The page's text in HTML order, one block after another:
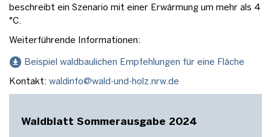
beschreibt ein Szenario mit einer Erwärmung um mehr als 4
°C.
Weiterführende Informationen:
Beispiel waldbaulichen Empfehlungen für eine Fläche
Kontakt: waldinfo@wald-und-holz.nrw.de
Waldblatt Sommerausgabe 2024